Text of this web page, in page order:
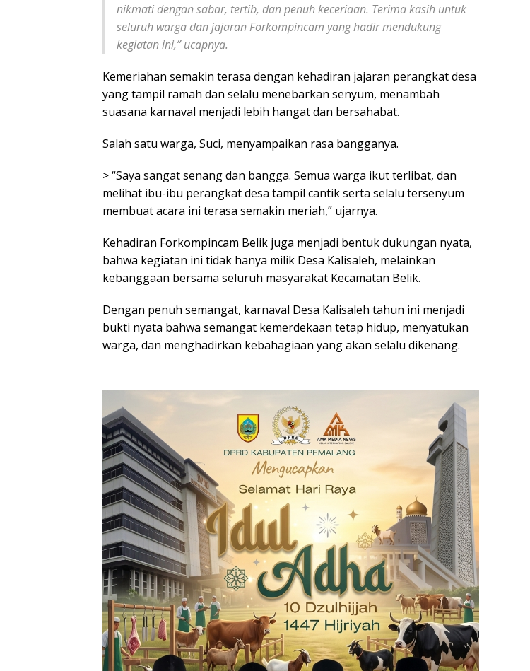
nikmati dengan sabar, tertib, dan penuh keceriaan. Terima kasih untuk
seluruh warga dan jajaran Forkompincam yang hadir mendukung
kegiatan ini,” ucapnya.
Kemeriahan semakin terasa dengan kehadiran jajaran perangkat desa
yang tampil ramah dan selalu menebarkan senyum, menambah
suasana karnaval menjadi lebih hangat dan bersahabat.
Salah satu warga, Suci, menyampaikan rasa bangganya.
> “Saya sangat senang dan bangga. Semua warga ikut terlibat, dan
melihat ibu-ibu perangkat desa tampil cantik serta selalu tersenyum
membuat acara ini terasa semakin meriah,” ujarnya.
Kehadiran Forkompincam Belik juga menjadi bentuk dukungan nyata,
bahwa kegiatan ini tidak hanya milik Desa Kalisaleh, melainkan
kebanggaan bersama seluruh masyarakat Kecamatan Belik.
Dengan penuh semangat, karnaval Desa Kalisaleh tahun ini menjadi
bukti nyata bahwa semangat kemerdekaan tetap hidup, menyatukan
warga, dan menghadirkan kebahagiaan yang akan selalu dikenang.